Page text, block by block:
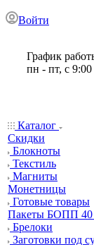
Войти
График
пн - пт, с
Каталог
Скидки
Блокноты
Текстиль
Магниты
Монетницы
Готовые товары
Пакеты БОПП 40
Брелоки
Заготовки под